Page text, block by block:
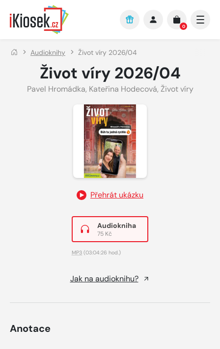
Přejít na hlavní obsah
0
Audioknihy Život víry 2026/04
Život víry 2026/04
Pavel Hromádka, Kateřina Hodecová, Život víry
Přehrát ukázku
Audiokniha
75 Kč
MP3 (03:04:26 hod.)
Jak na audioknihu?
Anotace